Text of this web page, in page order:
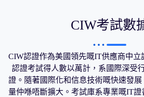
CIW考試數
CIW認證作為美國領先嘅IT供應商中立
認證考試得人數以萬計，系國際深受
證。隨著國際化和信息技術嘅快速發
量仲喺唔斷擴大。考試庫系專業嘅IT